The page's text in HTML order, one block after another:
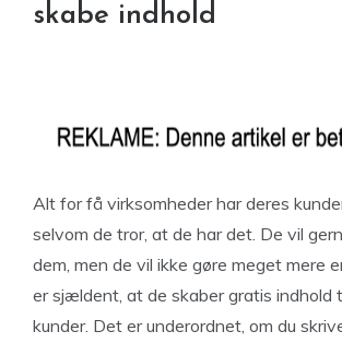
skabe indhold
Alt for få virksomheder har deres
selvom de tror, at de har det. De vil
dem, men de vil ikke gøre meget mere
er sjældent, at de skaber gratis indhold
kunder. Det er underordnet, om du